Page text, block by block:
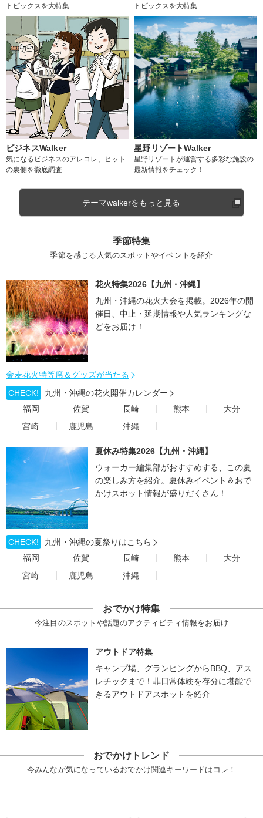
トピックスを大特集
トピックスを大特集
ビジネスWalker
気になるビジネスのアレコレ、ヒット
の裏側を徹底調査
星野リゾートWalker
星野リゾートが運営する多彩な施設の
最新情報をチェック！
テーマwalkerをもっと見る
季節特集
季節を感じる人気のスポットやイベントを紹介
花火特集2026【九州・沖縄】
九州・沖縄の花火大会を掲載。2026年の開
催日、中止・延期情報や人気ランキングな
どをお届け！
金麦花火特等席＆グッズが当たる
CHECK!
九州・沖縄の花火開催カレンダー
福岡
佐賀 長崎 熊本
大分
宮崎
鹿児島 沖縄
夏休み特集2026【九州・沖縄】
ウォーカー編集部がおすすめする、この夏
の楽しみ方を紹介。夏休みイベント＆おで
かけスポット情報が盛りだくさん！
CHECK!
九州・沖縄の夏祭りはこちら
福岡
佐賀 長崎 熊本
大分
宮崎
鹿児島 沖縄
おでかけ特集
今注目のスポットや話題のアクティビティ情報をお届け
アウトドア特集
キャンプ場、グランピングからBBQ、アス
レチックまで！非日常体験を存分に堪能で
きるアウトドアスポットを紹介
おでかけトレンド
今みんなが気になっているおでかけ関連キーワードはコレ！